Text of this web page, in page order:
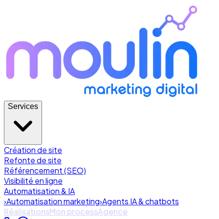
Services
Création de site
Refonte de site
Référencement (SEO)
Visibilité en ligne
Automatisation & IA
›Automatisation marketing›Agents IA & chatbots
RéalisationsMon processAgence